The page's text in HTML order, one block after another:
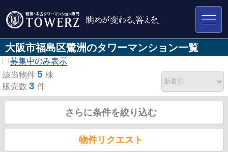
大阪市福島区鷺洲のタワーマンション一覧
募集中のみ表示
該当物件 5 棟
販売数 3 件
さらに条件を絞り込む
物件リクエスト